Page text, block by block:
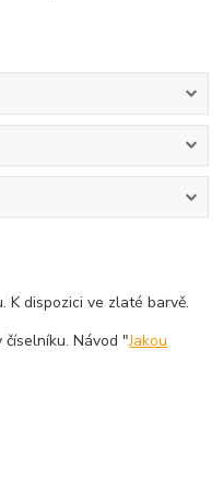
K dispozici ve zlaté barvě.
Návod "Jakou